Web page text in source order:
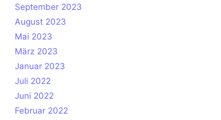
September 2023
August 2023
Mai 2023
März 2023
Januar 2023
Juli 2022
Juni 2022
Februar 2022